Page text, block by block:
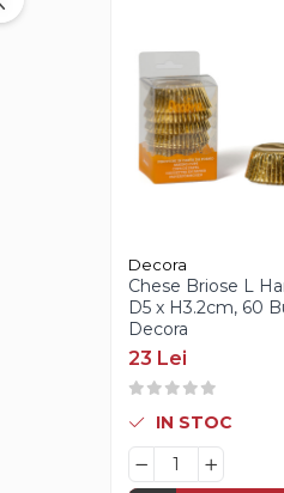
Creme Crocante
Creme Gianduia
Paste Aromatizante
Pasta de Fistic
Pasta de Vanilie
Pasta de Fructe
Paste Inghetata cu Lapte
Creme Tartinabile
Creme de Fructe
Decora
Chese Briose L
D5 x H3.2cm, 60
Decora
23 Lei
IN STOC